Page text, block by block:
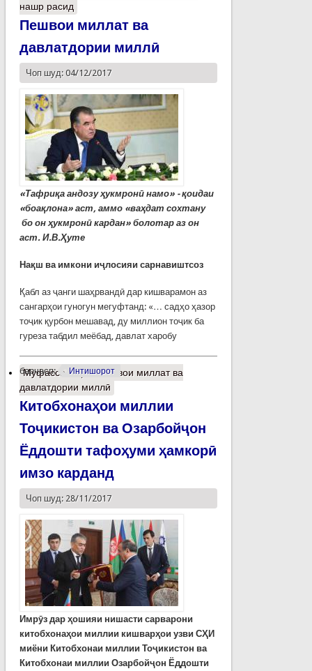
нашр расид
Пешвои миллат ва
давлатдории миллӣ
Чоп шуд: 04/12/2017
«Тафриқа андозу ҳукмронӣ намо» - қоидаи
«боақлона» аст, аммо «ваҳдат сохтану
бо он ҳукмронӣ кардан» болотар аз он
аст. И.В.Ҳуте
Нақш ва имкони иҷлосияи сарнавиштсоз
Қабл аз ҷанги шаҳрвандӣ дар кишварамон аз
сангарҳои гуногун мегуфтанд: «… садҳо ҳазор
тоҷик қурбон мешавад, ду миллион тоҷик ба
гуреза табдил меёбад, давлат харобу
барчасп: Интишорот
Муфассалтаро Пешвои миллат ва
давлатдории миллӣ
Китобхонаҳои миллии
Тоҷикистон ва Озарбойҷон
Ёддошти тафоҳуми ҳамкорӣ
имзо карданд
Чоп шуд: 28/11/2017
Имрӯз дар ҳошияи нишасти сарварони
китобхонаҳои миллии кишварҳои узви СҲИ
миёни Китобхонаи миллии Тоҷикистон ва
Китобхонаи миллии Озарбойҷон Ёддошти